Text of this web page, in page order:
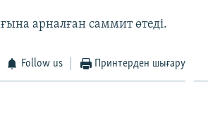
арналған саммит өтеді.
Follow us Принтерден шығару